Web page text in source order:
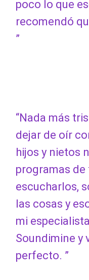
poco lo que
recomendó
”
“Nada más
dejar de oír
hijos y nietos
programas de
escucharlos,
las cosas y
mi
Soundimine y
perfecto. ”